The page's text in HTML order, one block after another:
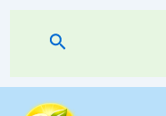
Skip
Search